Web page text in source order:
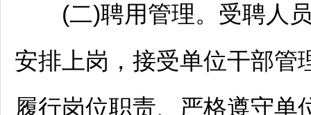
(二)聘用管理。受聘人员
安排上岗，接受单位干部管
履行岗位职责、严格遵守单